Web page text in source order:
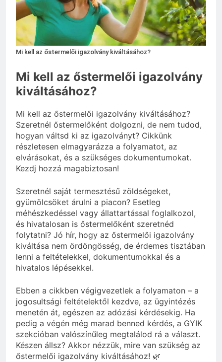
Miért fáj a váll?
3 Nap Ezelőtt
Mi kell az őstermelői igazolvány kiváltásához?
Mi kell az őstermelői igazolvány
kiváltásához?
Mi kell az őstermelői igazolvány kiváltásához?
Szeretnél őstermelőként dolgozni, de nem tudod,
hogyan váltsd ki az igazolványt? Cikkünk
részletesen elmagyarázza a folyamatot, az
elvárásokat, és a szükséges dokumentumokat.
Kezdj hozzá magabiztosan!
Szeretnél saját termesztésű zöldségeket,
gyümölcsöket árulni a piacon? Esetleg
méhészkedéssel vagy állattartással foglalkozol,
és hivatalosan is őstermelőként szeretnéd
folytatni? Jó hír, hogy az őstermelői igazolvány
kiváltása nem ördöngösség, de érdemes tisztában
lenni a feltételekkel, dokumentumokkal és a
hivatalos lépésekkel.
Ebben a cikkben végigvezetlek a folyamaton – a
jogosultsági feltételektől kezdve, az ügyintézés
menetén át, egészen az adózási kérdésekig. Ha
pedig a végén még marad benned kérdés, a GYIK
szekcióban valószínűleg megtalálod rá a választ.
Készen állsz? Akkor nézzük, mire van szükség az
őstermelői igazolvány kiváltásához! 🌿